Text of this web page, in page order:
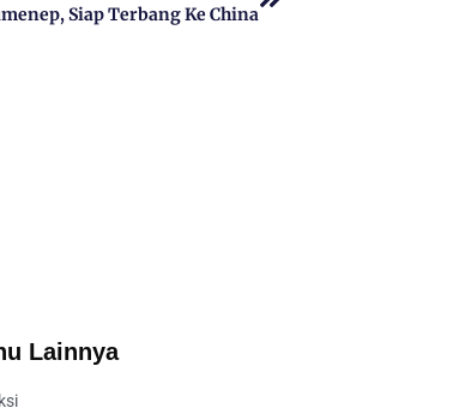
Siap Terbang Ke China
Lainnya